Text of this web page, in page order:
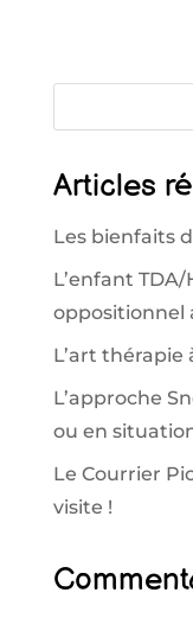
Articles
Les bienfaits
L’enfant
oppositionnel
L’art thérapie
L’approche
ou en
Le Courrier
visite !